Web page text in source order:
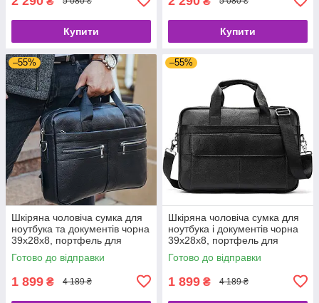
Купити Купити
–55%
Шкіряна чоловіча сумка для
ноутбука та документів чорна
39x28x8, портфель для
паперів, чорний, MK 3128.
Готово до відправки
1 899 ₴ 4 189 ₴
–55%
Шкіряна чоловіча сумка для
ноутбука і документів чорна
39х28х8, портфель для
офісного працівника, чорний,
143412.
Готово до відправки
1 899 ₴ 4 189 ₴